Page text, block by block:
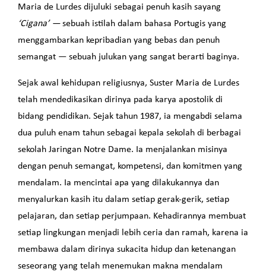
Maria de Lurdes dijuluki sebagai penuh kasih sayang
‘Cigana’ —sebuah istilah dalam bahasa Portugis yang
menggambarkan kepribadian yang bebas dan penuh
semangat — sebuah julukan yang sangat berarti baginya.
Sejak awal kehidupan religiusnya, Suster Maria de Lurdes
telah mendedikasikan dirinya pada karya apostolik di
bidang pendidikan. Sejak tahun 1987, ia mengabdi selama
dua puluh enam tahun sebagai kepala sekolah di berbagai
sekolah Jaringan Notre Dame. Ia menjalankan misinya
dengan penuh semangat, kompetensi, dan komitmen yang
mendalam. Ia mencintai apa yang dilakukannya dan
menyalurkan kasih itu dalam setiap gerak-gerik, setiap
pelajaran, dan setiap perjumpaan. Kehadirannya membuat
setiap lingkungan menjadi lebih ceria dan ramah, karena ia
membawa dalam dirinya sukacita hidup dan ketenangan
seseorang yang telah menemukan makna mendalam